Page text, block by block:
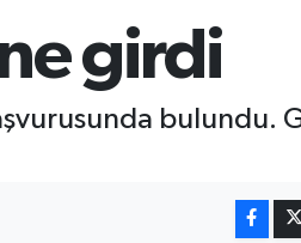
girdi
bulundu.